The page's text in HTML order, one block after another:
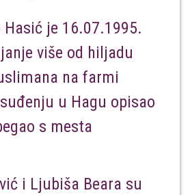
Hasić je 16.07.1995.
više od hiljadu
na farmi
u Hagu opisao
s mesta
i Ljubiša Beara su